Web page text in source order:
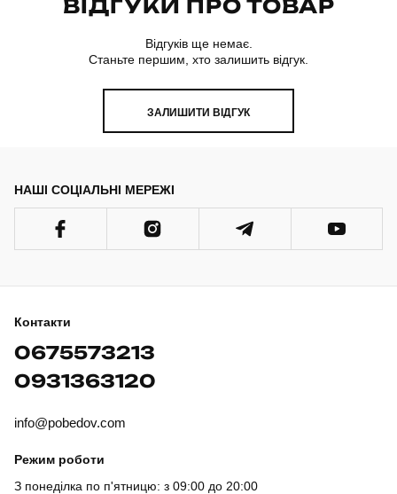
ВІДГУКИ ПРО ТОВАР
Відгуків ще немає.
Станьте першим, хто залишить відгук.
ЗАЛИШИТИ ВІДГУК
НАШІ СОЦІАЛЬНІ МЕРЕЖІ
Контакти
0675573213
0931363120
info@pobedov.com
Режим роботи
З понеділка по п'ятницю: з 09:00 до 20:00